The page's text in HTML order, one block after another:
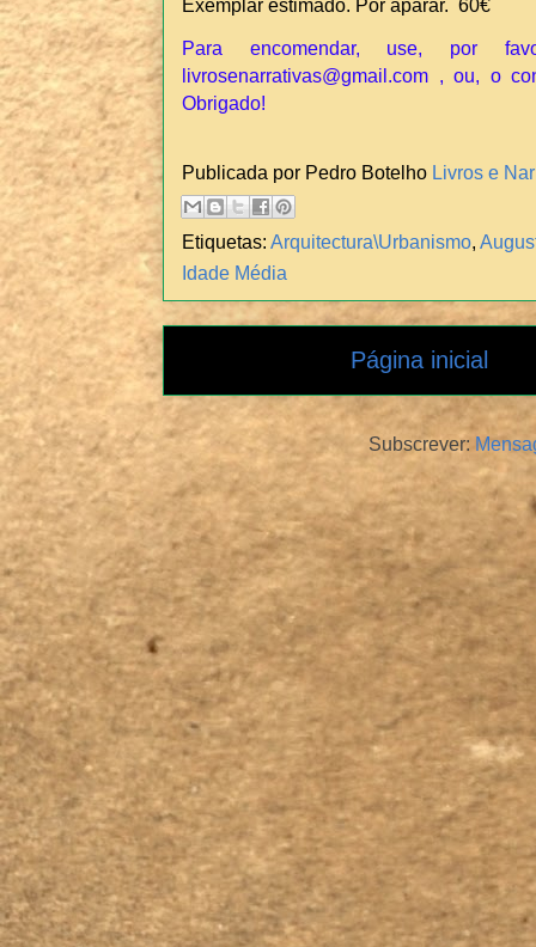
Exemplar estimado. Por aparar. 60€
Para encomendar, use, por
livrosenarrativas@gmail.com , ou, o
Obrigado!
Publicada por Pedro Botelho Livros e
Etiquetas: Arquitectura\Urbanismo,
Idade Média
Página inicial
Subscrever: